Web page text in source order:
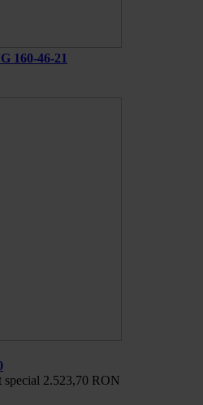
160-46-21
special 2.523,70 RON